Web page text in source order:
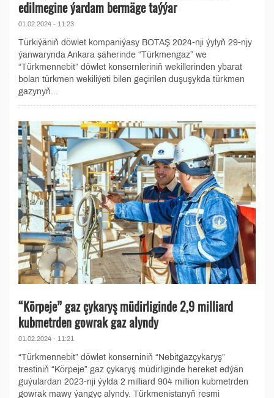
edilmegine ýardam bermäge taýýar
01.02.2024 - 11:23
Türkiýäniň döwlet kompaniýasy BOTAŞ 2024-nji ýylyň 29-njy
ýanwarynda Ankara şäherinde “Türkmengaz” we
“Türkmennebit” döwlet konsernleriniň wekillerinden ybarat
bolan türkmen wekiliýeti bilen geçirilen duşuşykda türkmen
gazynyň...
“Körpeje” gaz çykaryş müdirliginde 2,9 milliard
kubmetrden gowrak gaz alyndy
01.02.2024 - 11:21
“Türkmennebit” döwlet konserniniň “Nebitgazçykaryş”
trestiniň “Körpeje” gaz çykaryş müdirliginde hereket edýän
guýulardan 2023-nji ýylda 2 milliard 904 million kubmetrden
gowrak mawy ýangyç alyndy. Türkmenistanyň resmi